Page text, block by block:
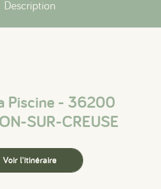
Description
Piscine - 36200
SUR-CREUSE
Voir l'itinéraire